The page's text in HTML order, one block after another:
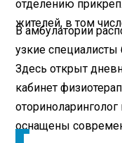
отделению
жителей, в том
В амбулатории
узкие
Здесь открыт
кабинет
оснащены